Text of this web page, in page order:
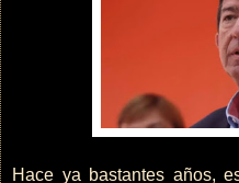
Hace ya bastantes años,